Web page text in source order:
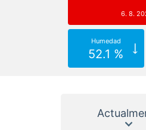
6. 8.
Humedad
52.1 %